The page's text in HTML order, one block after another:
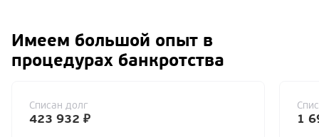
Имеем большой опыт в
процедурах банкротства
Списан долг
423 932 ₽ 1